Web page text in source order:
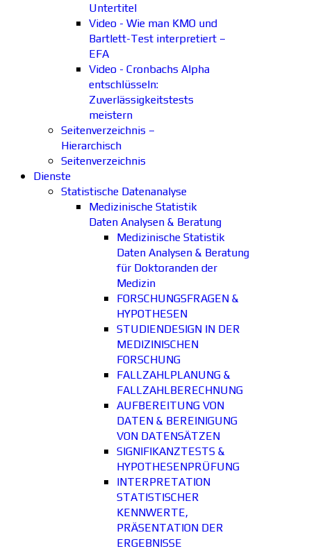
Untertitel
Video - Wie man KMO und
Bartlett-Test interpretiert –
EFA
Video - Cronbachs Alpha
entschlüsseln:
Zuverlässigkeitstests
meistern
Seitenverzeichnis –
Hierarchisch
Seitenverzeichnis
Dienste
Statistische Datenanalyse
Medizinische Statistik
Daten Analysen & Beratung
Medizinische Statistik
Daten Analysen & Beratung
für Doktoranden der
Medizin
FORSCHUNGSFRAGEN &
HYPOTHESEN
STUDIENDESIGN IN DER
MEDIZINISCHEN
FORSCHUNG
FALLZAHLPLANUNG &
FALLZAHLBERECHNUNG
AUFBEREITUNG VON
DATEN & BEREINIGUNG
VON DATENSÄTZEN
SIGNIFIKANZTESTS &
HYPOTHESENPRÜFUNG
INTERPRETATION
STATISTISCHER
KENNWERTE,
PRÄSENTATION DER
ERGEBNISSE